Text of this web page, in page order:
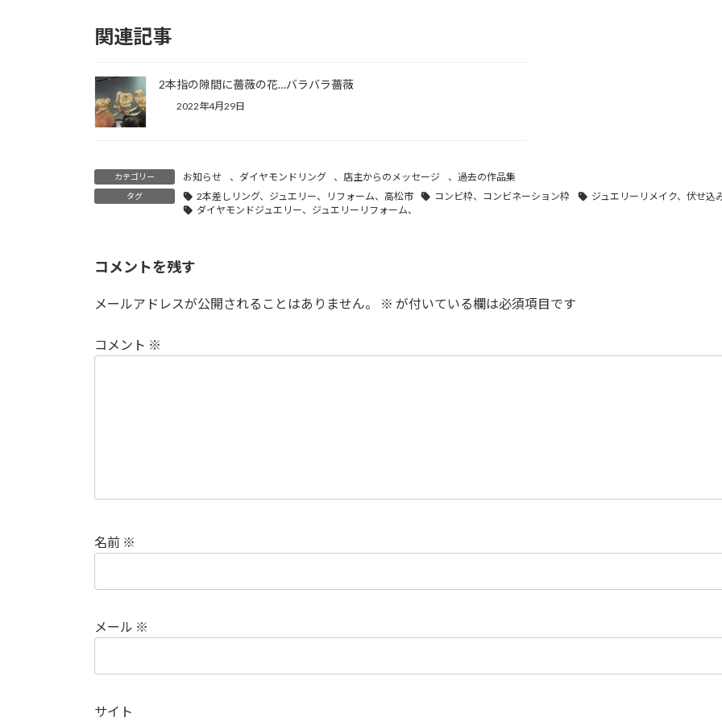
関連記事
2本指の隙間に薔薇の花…バラバラ薔薇
2022年4月29日
カテゴリー お知らせ 、 ダイヤモンドリング 、 店主からのメッセージ 、 過去の作品集
タグ 2本差しリング、ジュエリー、リフォーム、高松市 コンビ枠、コンビネーション枠
ジュエリーリメイク、伏せ込
ダイヤモンドジュエリー、ジュエリーリフォーム、
コメントを残す
メールアドレスが公開されることはありません。 ※ が付いている欄は必須項目です
コメント ※
名前 ※
メール ※
サイト